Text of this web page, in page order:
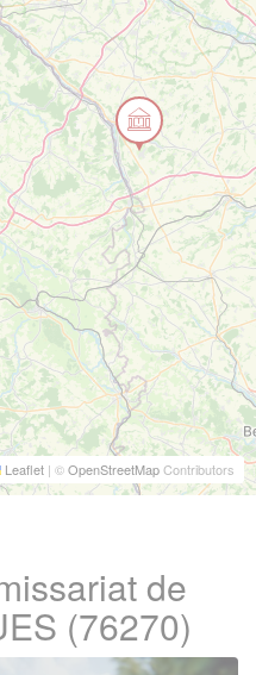
Leaflet | ©OpenStreetMapContributors
de
(76270)